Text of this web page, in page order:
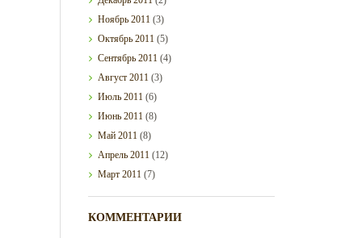
Ноябрь2011 (3)
Октябрь2011 (5)
Сентябрь2011 (4)
Август2011 (3)
Июль2011 (6)
Июнь2011 (8)
Май2011 (8)
Апрель2011 (12)
Март2011 (7)
КОММЕНТАРИИ